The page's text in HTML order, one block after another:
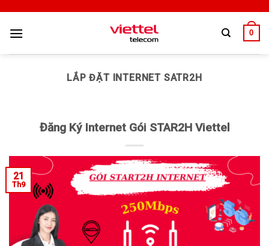
0
LẮP ĐẶT INTERNET SATR2H
Đăng Ký Internet Gói STAR2H Viettel
21
Th9